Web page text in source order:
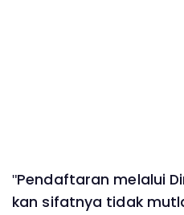
"Pendaftaran melalui
kan sifatnya tidak